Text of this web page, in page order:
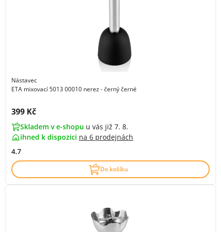
Nástavec
ETA mixovací 5013 00010 nerez - černý černé
Cena s DPH:
399 Kč
Skladem v e-shopu u vás již 7. 8.
ihned k dispozici na 6 prodejnách
4.7
Do košíku